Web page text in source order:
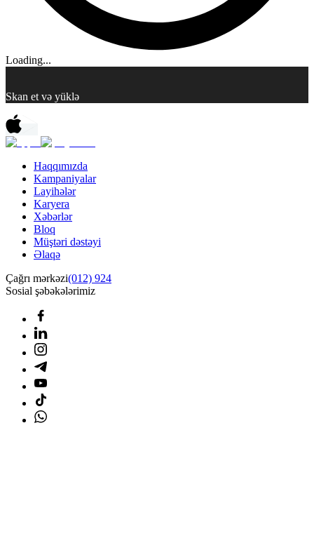
Loading...
Skan et və yüklə
Haqqımızda
Kampaniyalar
Layihələr
Karyera
Xəbərlər
Bloq
Müştəri dəstəyi
Əlaqə
Çağrı mərkəzi(012) 924
Sosial şəbəkələrimiz